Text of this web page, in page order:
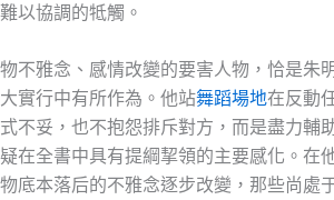
以協調的牴觸。
不雅念、感情改變的要害人物，恰是朱
實行中有所作為。他站舞蹈場地在反動
不妥，也不抱怨排斥對方，而是盡力輔
在全書中具有提綱挈領的主要感化。在
底本落后的不雅念逐步改變，那些尚處